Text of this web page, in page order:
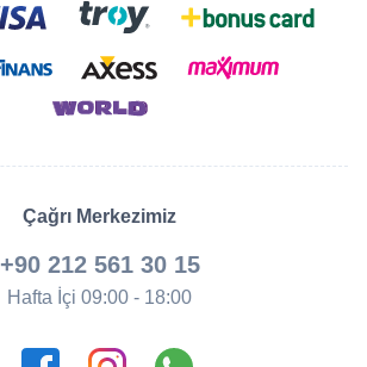
Çağrı Merkezimiz
+90 212 561 30 15
Hafta İçi 09:00 - 18:00